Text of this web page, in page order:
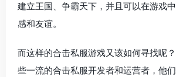
建立王国、争霸天下，并且可以在游戏
感和友谊。
而这样的合击私服游戏又该如何寻找呢
些一流的合击私服开发者和运营者，他